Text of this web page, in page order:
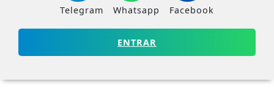
Telegram Whatsapp Facebook
ENTRAR